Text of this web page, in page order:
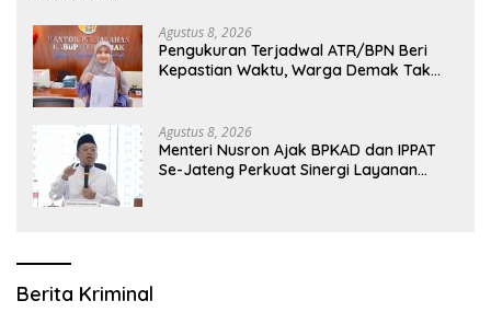
Agustus 8, 2026
Pengukuran Terjadwal ATR/BPN Beri
Kepastian Waktu, Warga Demak Tak
Agustus 8, 2026
Menteri Nusron Ajak BPKAD dan IPPAT
Se-Jateng Perkuat Sinergi Layanan
Berita Kriminal